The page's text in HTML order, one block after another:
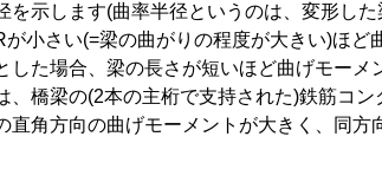
を示します(曲率半径というのは、変形し
小さい(=梁の曲がりの程度が大きい)ほど
した場合、梁の長さが短いほど曲げモーメ
橋梁の(2本の主桁で支持された)鉄筋コ
直角方向の曲げモーメントが大きく、同